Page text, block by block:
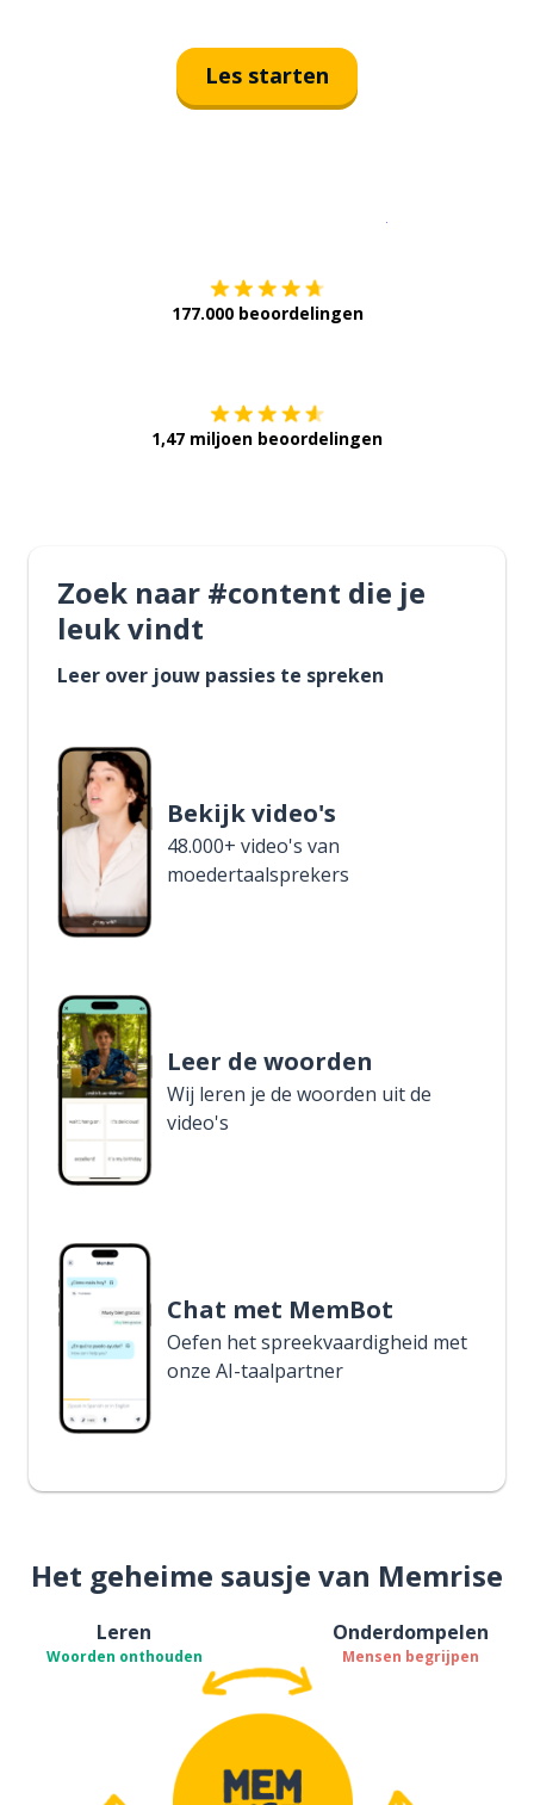
Les starten
177.000 beoordelingen
1,47 miljoen beoordelingen
Zoek naar #content die je
leuk vindt
Leer over jouw passies te spreken
Bekijk video's
48.000+ video's van
moedertaalsprekers
Leer de woorden
Wij leren je de woorden uit de
video's
Chat met MemBot
Oefen het spreekvaardigheid met
onze AI-taalpartner
Het geheime sausje van Memrise
Leren
Woorden onthouden
Onderdompelen
Mensen begrijpen